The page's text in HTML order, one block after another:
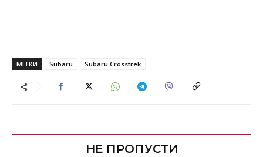
МІТКИ Subaru Subaru Crosstrek
НЕ ПРОПУСТИ